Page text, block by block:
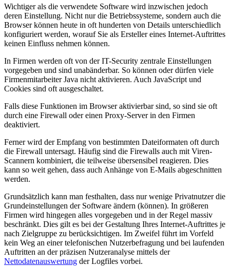
Wichtiger als die verwendete Software wird inzwischen jedoch
deren Einstellung. Nicht nur die Betriebssysteme, sondern auch die
Browser können heute in oft hunderten von Details unterschiedlich
konfiguriert werden, worauf Sie als Ersteller eines Internet-Auftrittes
keinen Einfluss nehmen können.
In Firmen werden oft von der IT-Security zentrale Einstellungen
vorgegeben und sind unabänderbar. So können oder dürfen viele
Firmenmitarbeiter Java nicht aktivieren. Auch JavaScript und
Cookies sind oft ausgeschaltet.
Falls diese Funktionen im Browser aktivierbar sind, so sind sie oft
durch eine Firewall oder einen Proxy-Server in den Firmen
deaktiviert.
Ferner wird der Empfang von bestimmten Dateiformaten oft durch
die Firewall untersagt. Häufig sind die Firewalls auch mit Viren-
Scannern kombiniert, die teilweise übersensibel reagieren. Dies
kann so weit gehen, dass auch Anhänge von E-Mails abgeschnitten
werden.
Grundsätzlich kann man festhalten, dass nur wenige Privatnutzer die
Grundeinstellungen der Software ändern (können). In größeren
Firmen wird hingegen alles vorgegeben und in der Regel massiv
beschränkt. Dies gilt es bei der Gestaltung Ihres Internet-Auftrittes je
nach Zielgruppe zu berücksichtigen. Im Zweifel führt im Vorfeld
kein Weg an einer telefonischen Nutzerbefragung und bei laufenden
Auftritten an der präzisen Nutzeranalyse mittels der
Nettodatenauswertung der Logfiles vorbei.